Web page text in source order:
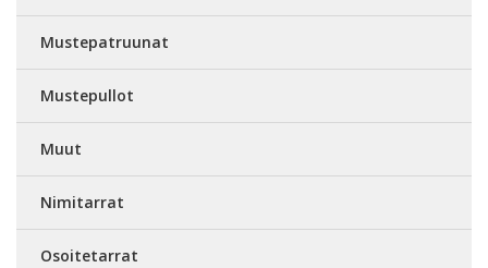
Mustepatruunat
Mustepullot
Muut
Nimitarrat
Osoitetarrat